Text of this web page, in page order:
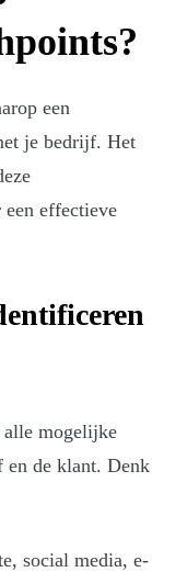
een
je bedrijf. Het
een effectieve
alle mogelijke
en de klant. Denk
social media, e-